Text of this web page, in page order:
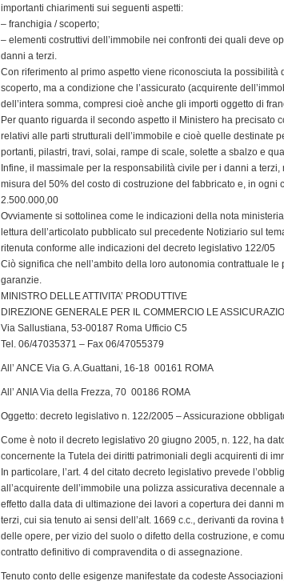
importanti chiarimenti sui seguenti aspetti:
– franchigia / scoperto;
– elementi costruttivi dell’immobile nei confronti dei quali deve
danni a terzi.
Con riferimento al primo aspetto viene riconosciuta la
scoperto, ma a condizione che l’assicurato (acquirente
dell’intera somma, compresi cioè anche gli importi oggetto di
Per quanto riguarda il secondo aspetto il Ministero ha precisato
relativi alle parti strutturali dell’immobile e cioè quelle destinate
portanti, pilastri, travi, solai, rampe di scale, solette a sbalzo e
Infine, il massimale per la responsabilità civile per i danni a
misura del 50% del costo di costruzione del fabbricato e, in ogni
2.500.000,00
Ovviamente si sottolinea come le indicazioni della nota
lettura dell’articolato pubblicato sul precedente Notiziario sul
ritenuta conforme alle indicazioni del decreto legislativo 122/05
Ciò significa che nell’ambito della loro autonomia contrattuale
garanzie.
MINISTRO DELLE ATTIVITA’ PRODUTTIVE
DIREZIONE GENERALE PER IL COMMERCIO LE
Via Sallustiana, 53-00187 Roma Ufficio C5
Tel. 06/47035371 – Fax 06/47055379
All’ ANCE Via G. A.Guattani, 16-18 00161 ROMA
All’ ANIA Via della Frezza, 70 00186 ROMA
Oggetto: decreto legislativo n. 122/2005 – Assicurazione
Come è noto il decreto legislativo 20 giugno 2005, n. 122, ha
concernente la Tutela dei diritti patrimoniali degli acquirenti di
In particolare, l’art. 4 del citato decreto legislativo prevede
all’acquirente dell’immobile una polizza assicurativa decennale
effetto dalla data di ultimazione dei lavori a copertura dei danni
terzi, cui sia tenuto ai sensi dell’alt. 1669 c.c., derivanti da
delle opere, per vizio del suolo o difetto della costruzione, e
contratto definitivo di compravendita o di assegnazione.
Tenuto conto delle esigenze manifestate da codeste